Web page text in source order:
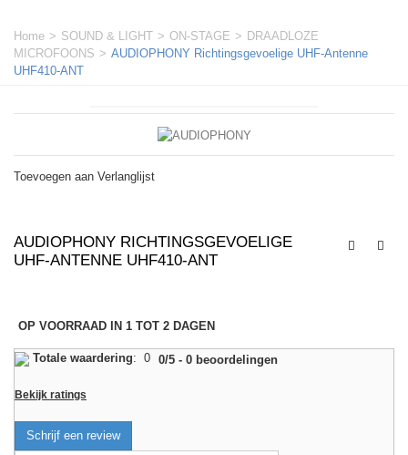
Home > SOUND & LIGHT > ON-STAGE > DRAADLOZE
MICROFOONS > AUDIOPHONY Richtingsgevoelige UHF-Antenne
UHF410-ANT
Toevoegen aan Verlanglijst
AUDIOPHONY RICHTINGSGEVOELIGE
UHF-ANTENNE UHF410-ANT
OP VOORRAAD IN 1 TOT 2 DAGEN
Totale waardering: 0 0/5 - 0 beoordelingen
Bekijk ratings
Schrijf een review